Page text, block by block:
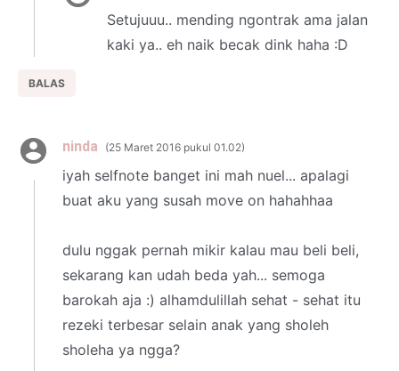
BALAS
Setujuuu.. mending ngontrak ama jalan
kaki ya.. eh naik becak dink haha :D
ninda 25 Maret 2016 pukul 01.02
iyah selfnote banget ini mah nuel... apalagi
buat aku yang susah move on hahahhaa
dulu nggak pernah mikir kalau mau beli beli,
sekarang kan udah beda yah... semoga
barokah aja :) alhamdulillah sehat - sehat itu
rezeki terbesar selain anak yang sholeh
sholeha ya ngga?